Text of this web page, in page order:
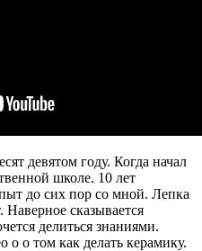
девятом году. Когда начал
школе. 10 лет
до сих пор со мной. Лепка
сказывается
делиться знаниями.
о о том как делать керамику.